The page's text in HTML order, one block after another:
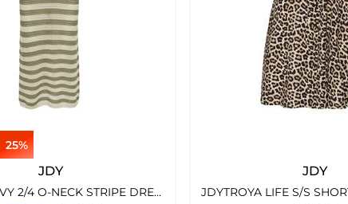
25%
JDY
JDYTIKKA IVY 2/4 O-NECK STRIPE DRESS KNT SANDSHELL1
JDY